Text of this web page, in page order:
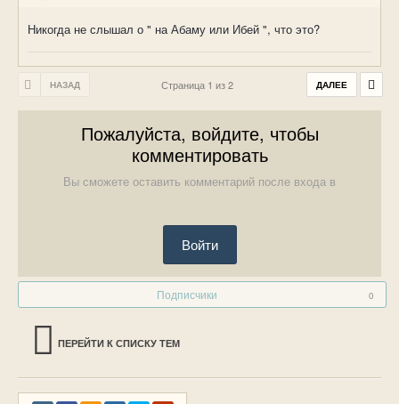
Никогда не слышал о " на Абаму или Ибей ", что это?
НАЗАД ДАЛЕЕ
Страница 1 из 2
Пожалуйста, войдите, чтобы
комментировать
Вы сможете оставить комментарий после входа в
Войти
Подписчики 0
ПЕРЕЙТИ К СПИСКУ ТЕМ